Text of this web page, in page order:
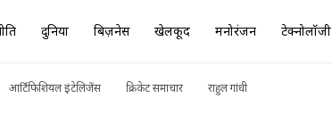
दुनिया बिज़नेस खेलकूद मनोरंजन टेक्नोलॉजी
आर्टिफिशियल इंटेलिजेंस क्रिकेट समाचार राहुल गांधी